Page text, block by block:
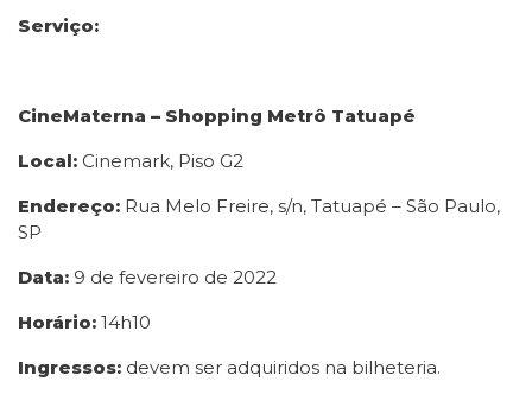
Serviço:
CineMaterna – Shopping Metrô Tatuapé
Local: Cinemark, Piso G2
Endereço: Rua Melo Freire, s/n, Tatuapé – São Paulo,
SP
Data: 9 de fevereiro de 2022
Horário: 14h10
Ingressos: devem ser adquiridos na bilheteria.